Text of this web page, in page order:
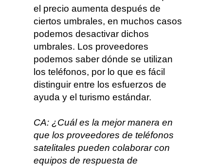
el precio aumenta después de
ciertos umbrales, en muchos casos
podemos desactivar dichos
umbrales. Los proveedores
podemos saber dónde se utilizan
los teléfonos, por lo que es fácil
distinguir entre los esfuerzos de
ayuda y el turismo estándar.
CA: ¿Cuál es la mejor manera en
que los proveedores de teléfonos
satelitales pueden colaborar con
equipos de respuesta de